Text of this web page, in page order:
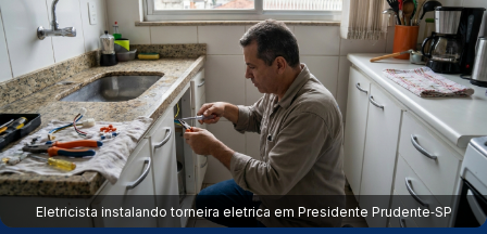
Eletricista instalando torneira eletrica em Presidente Prudente‑SP